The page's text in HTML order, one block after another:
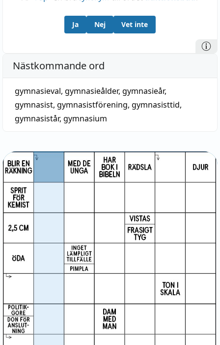
Ja Nej Vet inte
Nästkommande ord
gymnasieval, gymnasieålder, gymnasieår,
gymnasist, gymnasistförening, gymnasisttid,
gymnasistår, gymnasium